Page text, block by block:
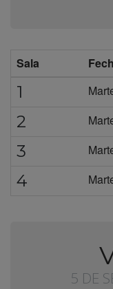
Sala
1
2
3
4
5 DE